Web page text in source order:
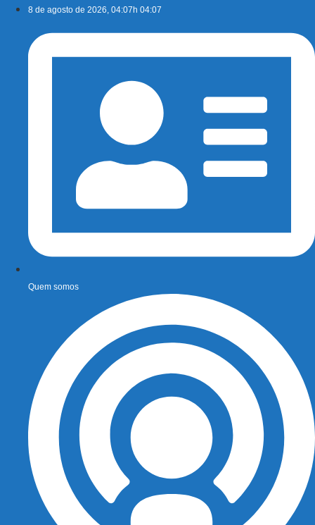
conteúdo
8 de agosto de 2026, 04:07h 04:07
Quem somos